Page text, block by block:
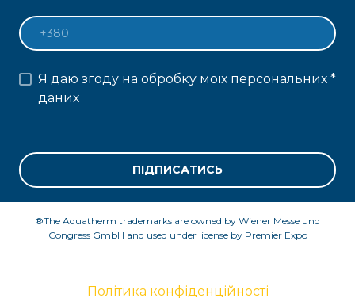
Я даю згоду на обробку моїх персональних
даних
*
ПІДПИСАТИСЬ
®The Aquatherm trademarks are owned by Wiener Messe und
Congress GmbH and used under license by Premier Expo
Політика конфіденційності